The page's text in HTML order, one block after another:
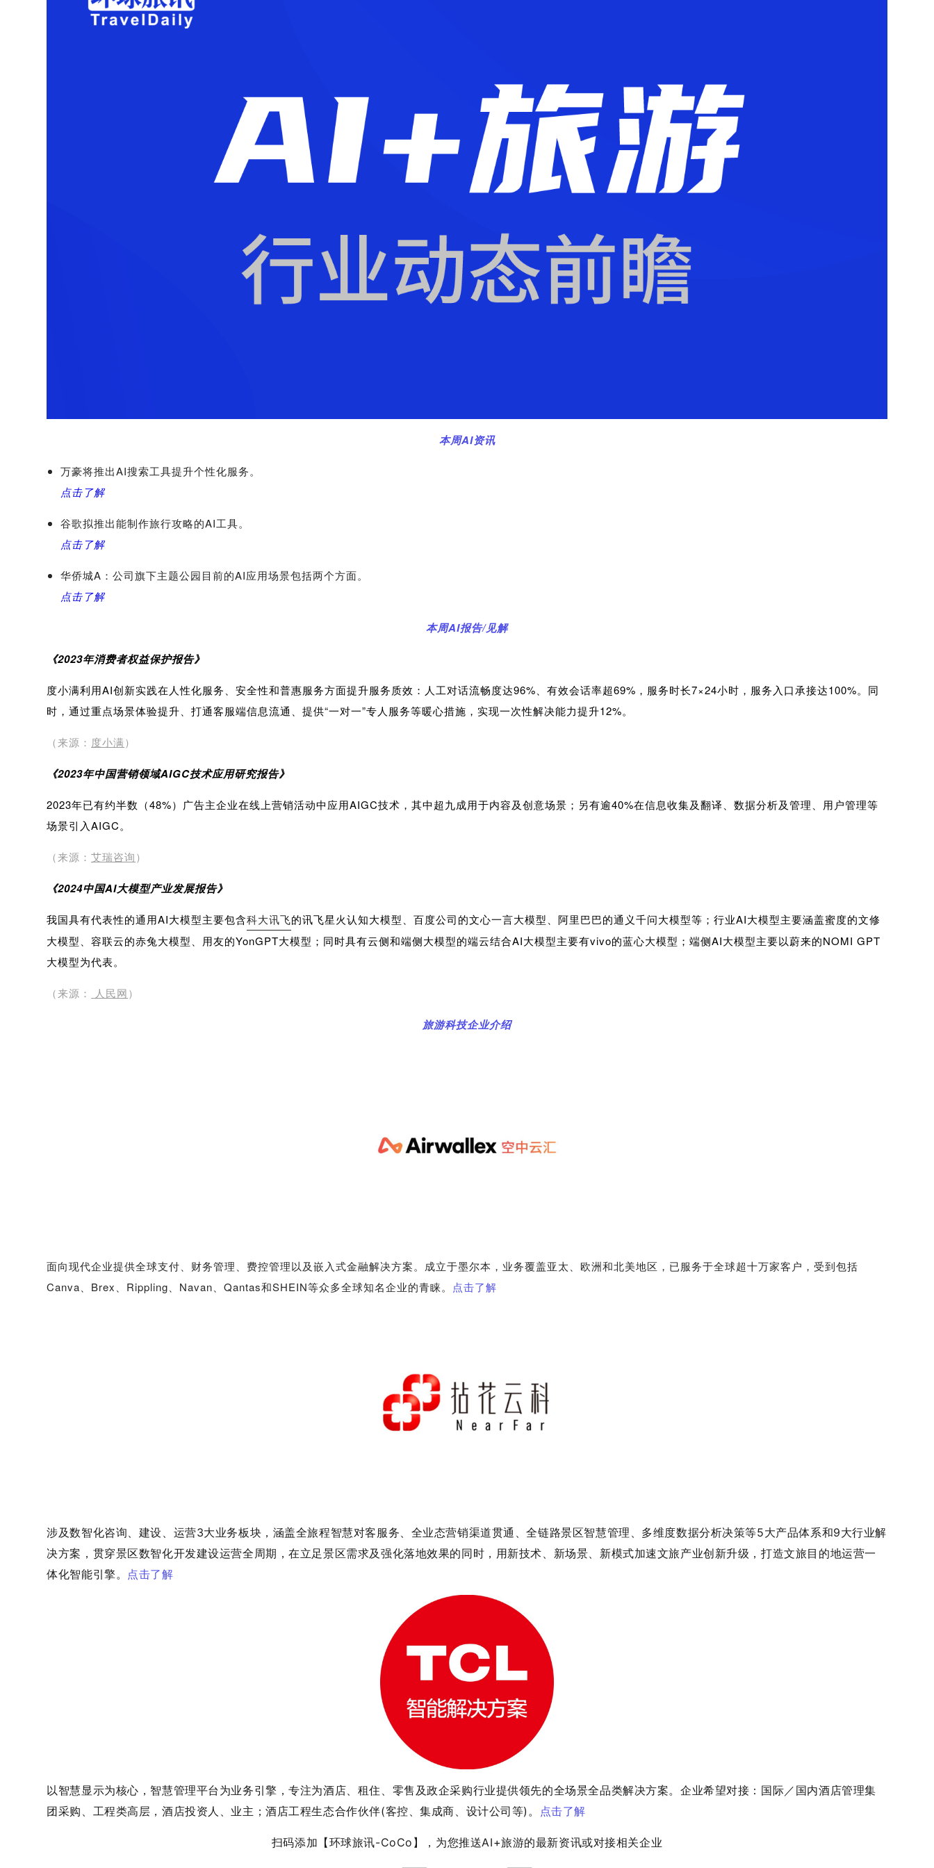
本周AI资讯
万豪将推出AI搜索工具提升个性化服务。
点击了解
谷歌拟推出能制作旅行攻略的AI工具。
点击了解
华侨城A：公司旗下主题公园目前的AI应用场景包括两个方面。
点击了解
本周AI报告/见解
《2023年消费者权益保护报告》
度小满利用AI创新实践在人性化服务、安全性和普惠服务方面提升服务质效：人工对话流畅度达96%、有效会话率超69%，服务时长7×24小时，服务入口承接达100%。同
时，通过重点场景体验提升、打通客服端信息流通、提供“一对一”专人服务等暖心措施，实现一次性解决能力提升12%。
（来源： 度小满）
《2023年中国营销领域AIGC技术应用研究报告》
2023年已有约半数（48%）广告主企业在线上营销活动中应用AIGC技术，其中超九成用于内容及创意场景；另有逾40%在信息收集及翻译、数据分析及管理、用户管理等
场景引入AIGC。
（来源：艾瑞咨询）
《2024中国AI大模型产业发展报告》
我国具有代表性的通用AI大模型主要包含科大讯飞的讯飞星火认知大模型、百度公司的文心一言大模型、阿里巴巴的通义千问大模型等；行业AI大模型主要涵盖蜜度的文修
大模型、容联云的赤兔大模型、用友的YonGPT大模型；同时具有云侧和端侧大模型的端云结合AI大模型主要有vivo的蓝心大模型；端侧AI大模型主要以蔚来的NOMI GPT
大模型为代表。
（来源： 人民网）
旅游科技企业介绍
面向现代企业提供全球支付、财务管理、费控管理以及嵌入式金融解决方案。成立于墨尔本，业务覆盖亚太、欧洲和北美地区，已服务于全球超十万家客户，受到包括
Canva、Brex、Rippling、Navan、Qantas和SHEIN等众多全球知名企业的青睐。 点击了解
涉及数智化咨询、建设、运营3大业务板块，涵盖全旅程智慧对客服务、全业态营销渠道贯通、全链路景区智慧管理、多维度数据分析决策等5大产品体系和9大行业解
决方案，贯穿景区数智化开发建设运营全周期，在立足景区需求及强化落地效果的同时，用新技术、新场景、新模式加速文旅产业创新升级，打造文旅目的地运营一
体化智能引擎。 点击了解
以智慧显示为核心，智慧管理平台为业务引擎，专注为酒店、租住、零售及政企采购行业提供领先的全场景全品类解决方案。企业希望对接：国际／国内酒店管理集
团采购、工程类高层，酒店投资人、业主；酒店工程生态合作伙伴(客控、集成商、设计公司等)。
点击了解
扫码添加【环球旅讯-CoCo】，为您推送AI+旅游的最新资讯或对接相关企业